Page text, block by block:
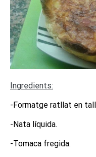
Ingredients:
-Formatge ratllat en
-Nata líquida.
-Tomaca fregida.